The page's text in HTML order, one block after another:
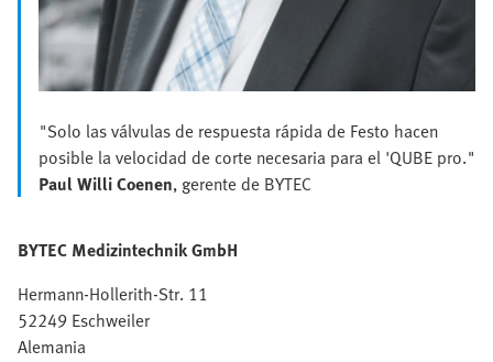
"Solo las válvulas de respuesta rápida de Festo hacen
posible la velocidad de corte necesaria para el 'QUBE pro."
Paul Willi Coenen, gerente de BYTEC
BYTEC Medizintechnik GmbH
Hermann-Hollerith-Str. 11
52249 Eschweiler
Alemania